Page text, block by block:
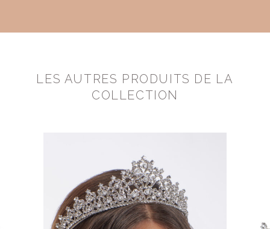
LES AUTRES PRODUITS DE LA
COLLECTION